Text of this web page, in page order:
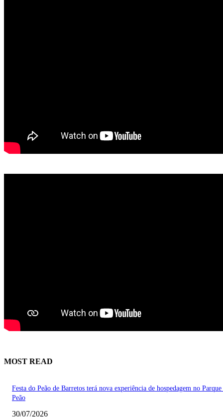
MOST READ
Festa do Peão de Barretos terá nova experiência de hospedagem no
Peão
30/07/2026